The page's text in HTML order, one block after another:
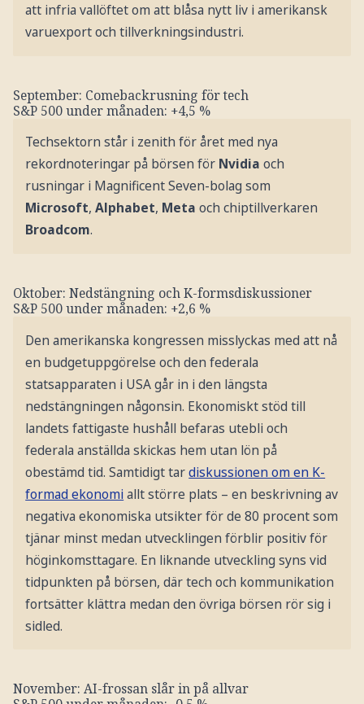
att infria vallöftet om att blåsa nytt liv i amerikansk
varuexport och tillverkningsindustri.
September: Comebackrusning för tech
S&P 500 under månaden: +4,5 %
Techsektorn står i zenith för året med nya
rekordnoteringar på börsen för Nvidiaoch
rusningar i Magnificent Seven-bolag som
Microsoft,Alphabet, Metaoch chiptillverkaren
Broadcom.
Oktober: Nedstängning och K-formsdiskussioner
S&P 500 under månaden: +2,6 %
Den amerikanska kongressen misslyckas med att nå
en budgetuppgörelse och den federala
statsapparaten i USA går in i den längsta
nedstängningen någonsin. Ekonomiskt stöd till
landets fattigaste hushåll befaras utebli och
federala anställda skickas hem utan lön på
obestämd tid. Samtidigt tardiskussionen om en K-
formad ekonomiallt större plats – en beskrivning av
negativa ekonomiska utsikter för de 80 procent som
tjänar minst medan utvecklingen förblir positiv för
höginkomsttagare. En liknande utveckling syns vid
tidpunkten på börsen, där tech och kommunikation
fortsätter klättra medan den övriga börsen rör sig i
sidled.
November: AI-frossan slår in på allvar